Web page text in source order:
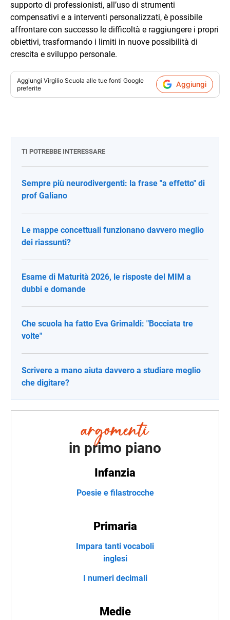
supporto di professionisti, all’uso di strumenti
compensativi e a interventi personalizzati, è possibile
affrontare con successo le difficoltà e raggiungere i propri
obiettivi, trasformando i limiti in nuove possibilità di
crescita e sviluppo personale.
Aggiungi Virgilio Scuola alle tue fonti Google
preferite
Aggiungi
TI POTREBBE INTERESSARE
Sempre più neurodivergenti: la frase "a effetto" di
prof Galiano
Le mappe concettuali funzionano davvero meglio
dei riassunti?
Esame di Maturità 2026, le risposte del MIM a
dubbi e domande
Che scuola ha fatto Eva Grimaldi: "Bocciata tre
volte"
Scrivere a mano aiuta davvero a studiare meglio
che digitare?
in primo piano
Infanzia
Poesie e filastrocche
Primaria
Impara tanti vocaboli
inglesi
I numeri decimali
Medie